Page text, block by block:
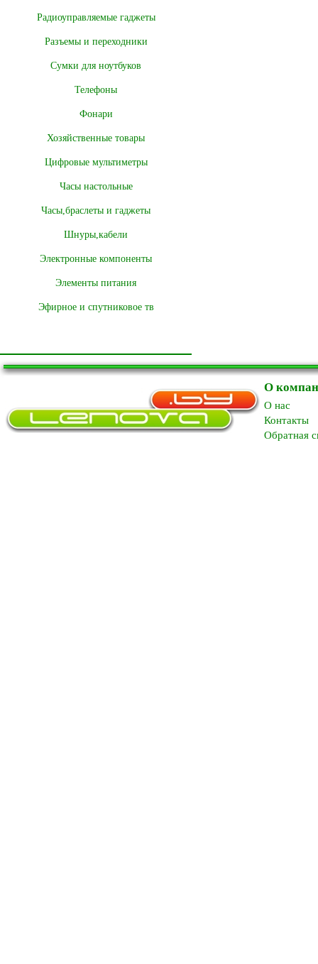
Радиоуправляемые гаджеты
Разъемы и переходники
Сумки для ноутбуков
Телефоны
Фонари
Хозяйственные товары
Цифровые мультиметры
Часы настольные
Часы,браслеты и гаджеты
Шнуры,кабели
Электронные компоненты
Элементы питания
Эфирное и спутниковое тв
О
O нас
Контакты
Обратная